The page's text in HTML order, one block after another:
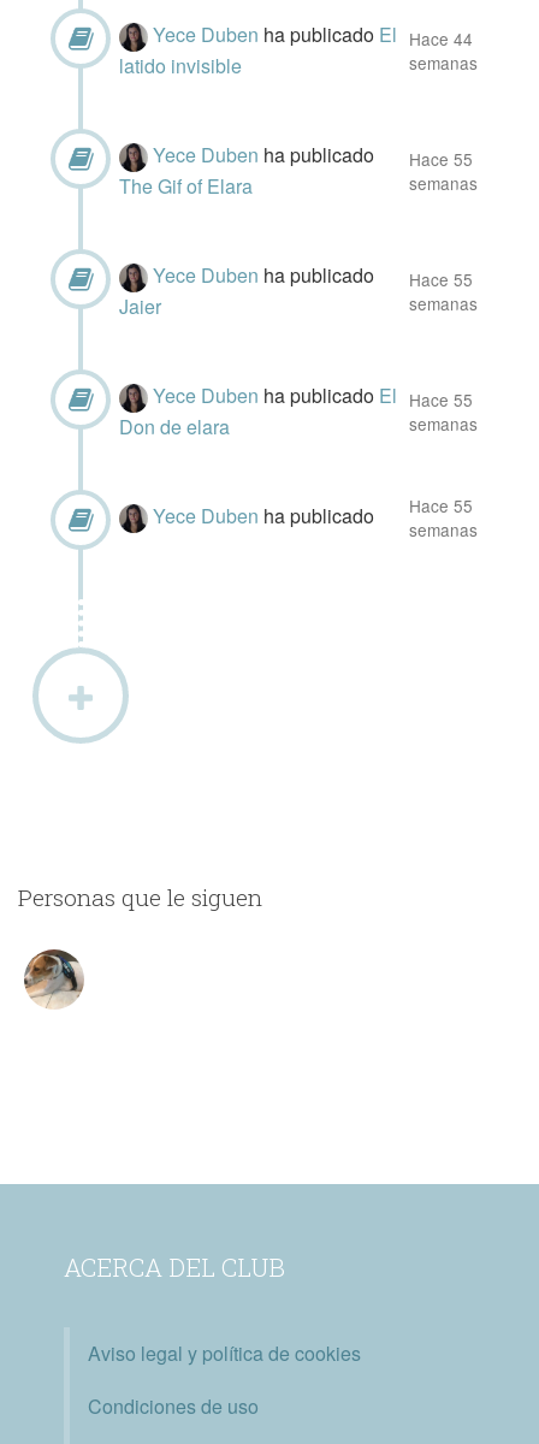
Yece Duben ha publicado El
latido invisible
Hace 44
semanas
Yece Duben ha publicado
The Gif of Elara
Hace 55
semanas
Yece Duben ha publicado
Jaier
Hace 55
semanas
Yece Duben ha publicado El
Don de elara
Hace 55
semanas
Yece Duben ha publicado
Hace 55
semanas
Personas que le siguen
ACERCA DEL CLUB
Aviso legal y política de cookies
Condiciones de uso